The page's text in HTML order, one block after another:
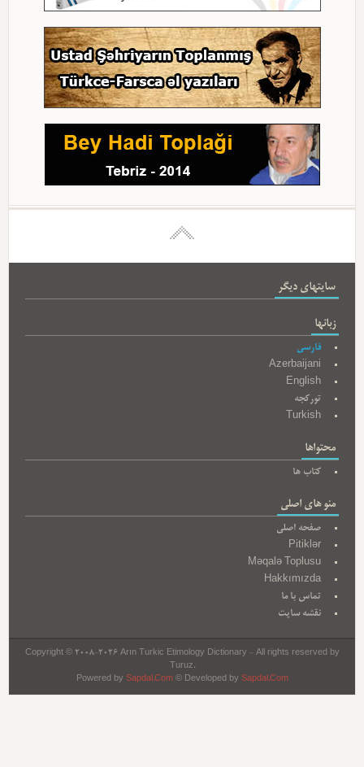
سایتهای دیگر
زبانها
فارسی
Azerbaijani
English
تورکجه
Turkish
محتواها
کتاب ها
منو های اصلی
صفحه اصلی
Pitiklər
Məqalə Toplusu
Hakkımızda
تماس با ما
نقشه سایت
Copyright © 2008-2026 Arın Turkic Etimology Dictionary - All rights reserved by
Turuz.
Powered by Sapdal.Com© Developed by Sapdal.Com